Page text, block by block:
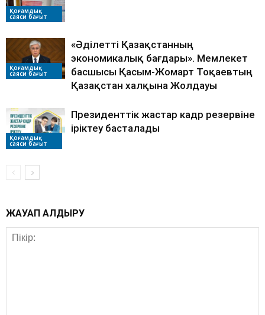
Қоғамдық
саяси бағыт
Қоғамдық
саяси бағыт
«Әділетті Қазақстанның
экономикалық бағдары». Мемлекет
басшысы Қасым-Жомарт Тоқаевтың
Қазақстан халқына Жолдауы
Қоғамдық
саяси бағыт
Президенттік жастар кадр резервіне
іріктеу басталады
ЖАУАП ҚАЛДЫРУ